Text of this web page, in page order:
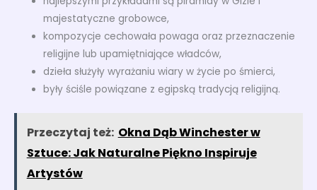
majestatyczne grobowce,
kompozycje cechowała powaga oraz przeznaczenie
religijne lub upamiętniające władców,
dzieła służyły wyrażaniu wiary w życie po śmierci,
były ściśle powiązane z egipską tradycją religijną.
Przeczytaj też: Okna Dąb Winchester w
Sztuce: Jak Naturalne Piękno Inspiruje
Artystów